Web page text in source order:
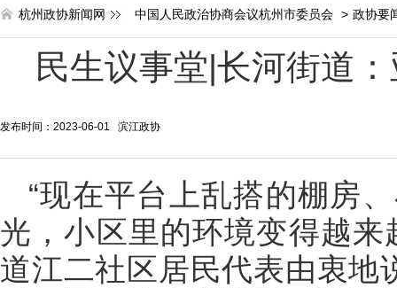
杭州政协新闻网 中国人民政治协商会议杭州市委员会 > 政协要
民生议事堂|长河街道
发布时间：2023-06-01 滨江政协
“现在平台上乱搭的棚房
光，小区里的环境变得越
道江二社区居民代表由衷地